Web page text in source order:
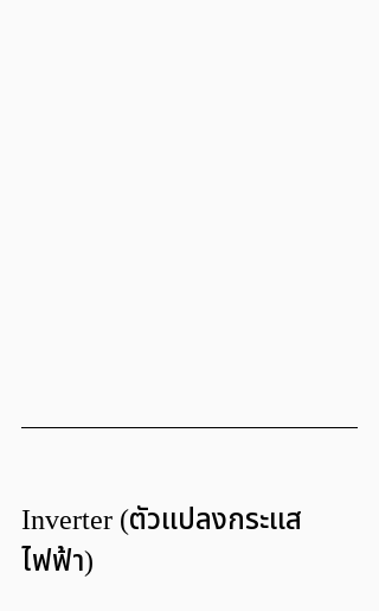
Inverter (ตัวแปลงกระแส
ไฟฟ้า)